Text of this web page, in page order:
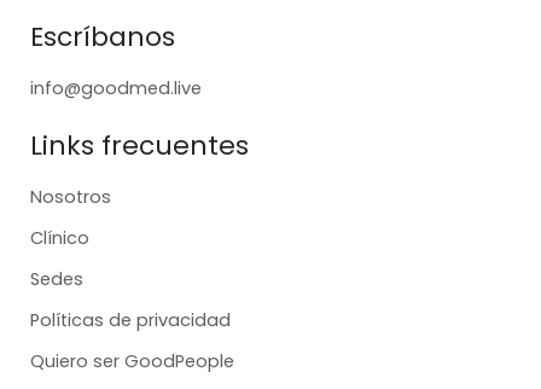
Escríbanos
info@goodmed.live
Links frecuentes
Nosotros
Clínico
Sedes
Políticas de privacidad
Quiero ser GoodPeople